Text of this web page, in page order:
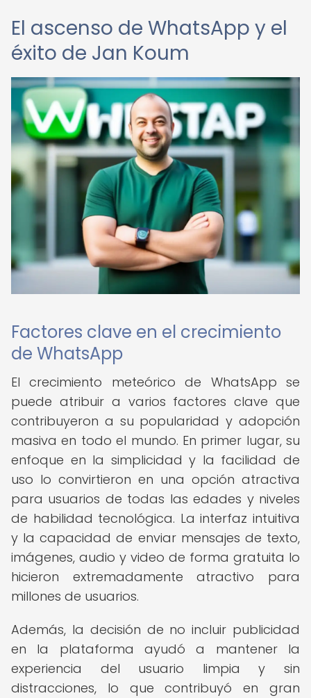
El ascenso de WhatsApp y el
éxito de Jan Koum
Factores clave en el crecimiento
de WhatsApp
El crecimiento meteórico de WhatsApp se
puede atribuir a varios factores clave que
contribuyeron a su popularidad y adopción
masiva en todo el mundo. En primer lugar, su
enfoque en la simplicidad y la facilidad de
uso lo convirtieron en una opción atractiva
para usuarios de todas las edades y niveles
de habilidad tecnológica. La interfaz intuitiva
y la capacidad de enviar mensajes de texto,
imágenes, audio y video de forma gratuita lo
hicieron extremadamente atractivo para
millones de usuarios.
Además, la decisión de no incluir publicidad
en la plataforma ayudó a mantener la
experiencia del usuario limpia y sin
distracciones, lo que contribuyó en gran